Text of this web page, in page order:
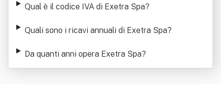
Qual è il codice IVA di Exetra Spa?
Quali sono i ricavi annuali di Exetra Spa?
Da quanti anni opera Exetra Spa?